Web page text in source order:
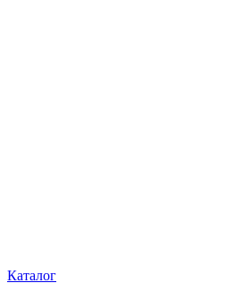
Каталог